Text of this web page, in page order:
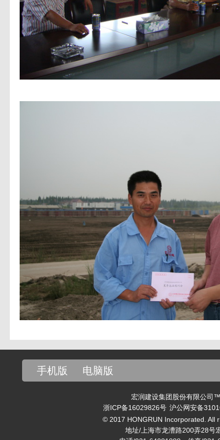
手机版 电脑版
宏润建设集团股份有限公司
浙ICP备16029826号 沪公网安备
© 2017 HONGRUN Incorporated. All
地址/上海市龙漕路200弄28号